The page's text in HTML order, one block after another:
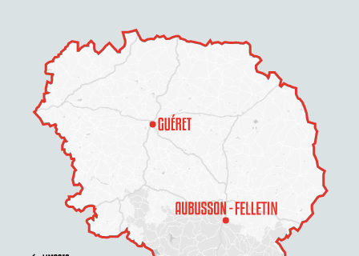
Description
Prestations